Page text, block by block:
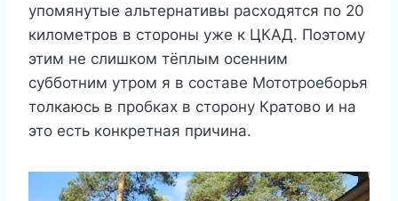
упомянутые альтернативы расходятся по 20
километров в стороны уже к ЦКАД. Поэтому
этим не слишком тёплым осенним
субботним утром я в составе Мототроеборья
толкаюсь в пробках в сторону Кратово и на
это есть конкретная причина.